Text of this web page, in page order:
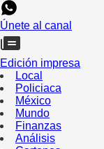
Únete al canal
Edición impresa
Local
Policiaca
México
Mundo
Finanzas
Análisis